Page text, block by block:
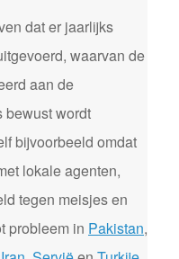
dat er jaarlijks
waarvan de
aan de
bewust wordt
bijvoorbeeld omdat
lokale agenten,
tegen meisjes en
probleem in Pakistan,